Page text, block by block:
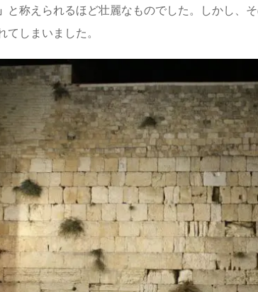
と称えられるほど壮麗なものでした。しかし、
てしまいました。